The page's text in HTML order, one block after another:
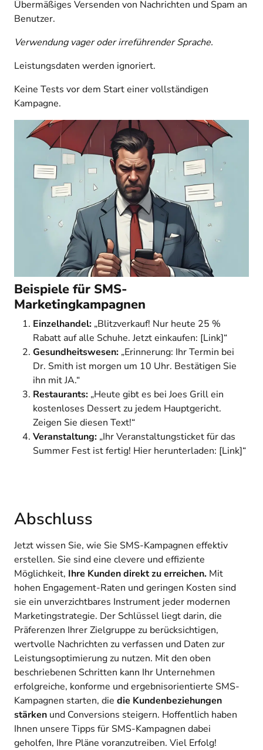
Übermäßiges Versenden von Nachrichten und Spam an
Benutzer.
Verwendung vager oder irreführender Sprache.
Leistungsdaten werden ignoriert.
Keine Tests vor dem Start einer vollständigen
Kampagne.
Beispiele für SMS-
Marketingkampagnen
Einzelhandel: „Blitzverkauf! Nur heute 25 %
Rabatt auf alle Schuhe. Jetzt einkaufen: [Link]“
Gesundheitswesen: „Erinnerung: Ihr Termin bei
Dr. Smith ist morgen um 10 Uhr. Bestätigen Sie
ihn mit JA.“
Restaurants: „Heute gibt es bei Joes Grill ein
kostenloses Dessert zu jedem Hauptgericht.
Zeigen Sie diesen Text!“
Veranstaltung: „Ihr Veranstaltungsticket für das
Summer Fest ist fertig! Hier herunterladen: [Link]“
Abschluss
Jetzt wissen Sie, wie Sie SMS-Kampagnen effektiv
erstellen. Sie sind eine clevere und effiziente
Möglichkeit, Ihre Kunden direkt zu erreichen. Mit
hohen Engagement-Raten und geringen Kosten sind
sie ein unverzichtbares Instrument jeder modernen
Marketingstrategie. Der Schlüssel liegt darin, die
Präferenzen Ihrer Zielgruppe zu berücksichtigen,
wertvolle Nachrichten zu verfassen und Daten zur
Leistungsoptimierung zu nutzen. Mit den oben
beschriebenen Schritten kann Ihr Unternehmen
erfolgreiche, konforme und ergebnisorientierte SMS-
Kampagnen starten, die die Kundenbeziehungen
stärken und Conversions steigern. Hoffentlich haben
Ihnen unsere Tipps für SMS-Kampagnen dabei
geholfen, Ihre Pläne voranzutreiben. Viel Erfolg!